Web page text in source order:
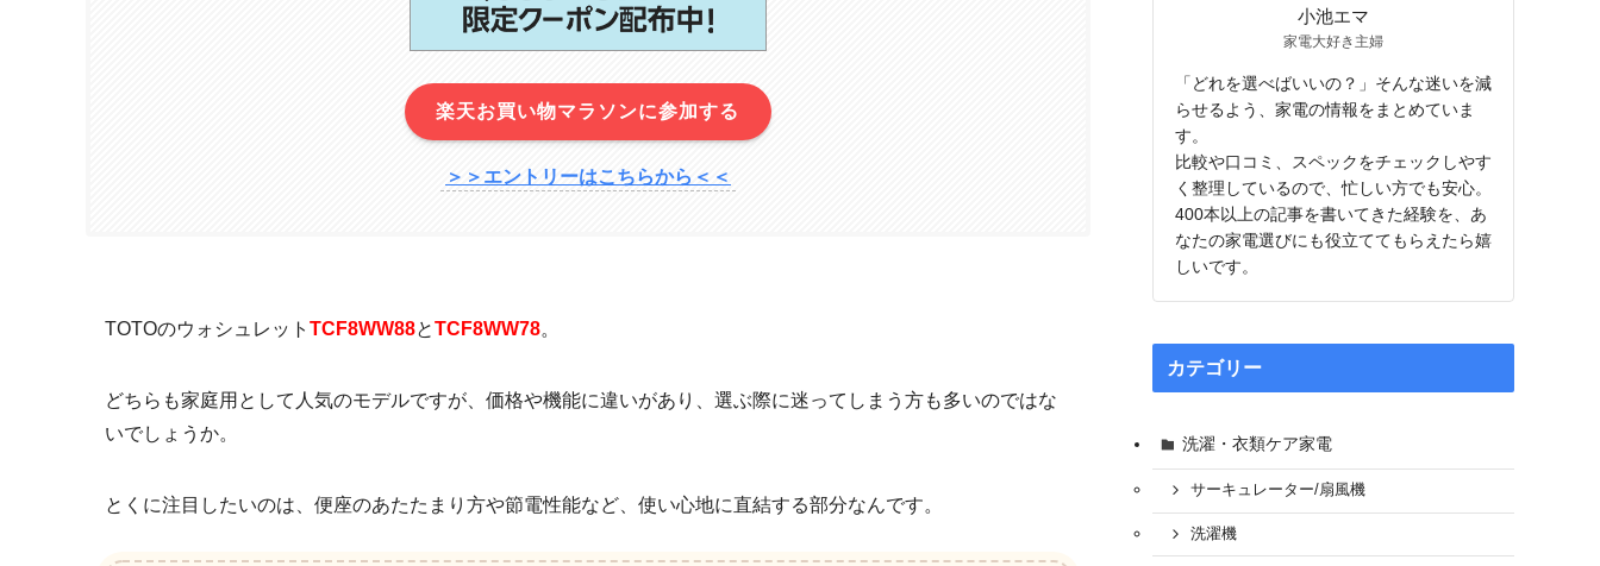
楽天お買い物マラソンに参加する
＞＞エントリーはこちらから＜＜
TOTOのウォシュレット TCF8WW88とTCF8WW78。
どちらも家庭用として人気のモデルですが、価格や機能に違いがあり、選ぶ際に迷ってしまう方も多いのではな
いでしょうか。
とくに注目したいのは、便座のあたたまり方や節電性能など、使い心地に直結する部分なんです。
小池エマ
家電大好き主婦
「どれを選べばいいの？」そんな迷いを減
らせるよう、家電の情報をまとめていま
す。
比較や口コミ、スペックをチェックしやす
く整理しているので、忙しい方でも安心。
400本以上の記事を書いてきた経験を、あ
なたの家電選びにも役立ててもらえたら嬉
しいです。
カテゴリー
洗濯・衣類ケア家電
サーキュレーター/扇風機
洗濯機